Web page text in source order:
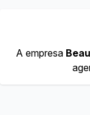
A empresa